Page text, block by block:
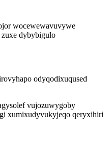
wocewewavuvywe
dybybigulo
odyqodixuqused
vujozuwygoby
xumixudyvukyjeqo qeryxihiri